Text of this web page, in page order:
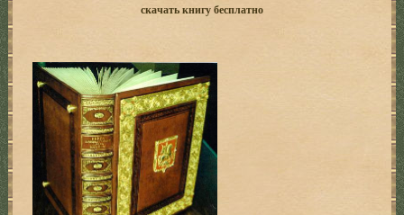
скачать книгу бесплатно